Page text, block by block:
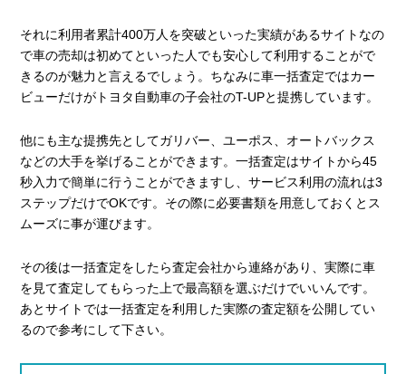
それに利用者累計400万人を突破といった実績があるサイトなの
で車の売却は初めてといった人でも安心して利用することがで
きるのが魅力と言えるでしょう。ちなみに車一括査定ではカー
ビューだけがトヨタ自動車の子会社のT-UPと提携しています。
他にも主な提携先としてガリバー、ユーポス、オートバックス
などの大手を挙げることができます。一括査定はサイトから45
秒入力で簡単に行うことができますし、サービス利用の流れは3
ステップだけでOKです。その際に必要書類を用意しておくとス
ムーズに事が運びます。
その後は一括査定をしたら査定会社から連絡があり、実際に車
を見て査定してもらった上で最高額を選ぶだけでいいんです。
あとサイトでは一括査定を利用した実際の査定額を公開してい
るので参考にして下さい。